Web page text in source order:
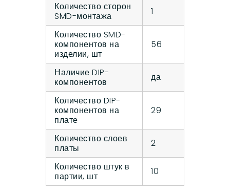
Количество сторон
SMD-монтажа
1
Количество SMD-
компонентов на
изделии, шт
56
Наличие DIP-
компонентов
да
Количество DIP-
компонентов на
плате
29
Количество слоев
платы
2
Количество штук в
партии, шт
10